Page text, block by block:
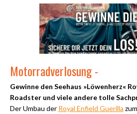
Motorradverlosung -
Gewinne den Seehaus »Löwenherz«
Roadster und viele andere tolle
Der Umbau der Royal Enfield Guerilla